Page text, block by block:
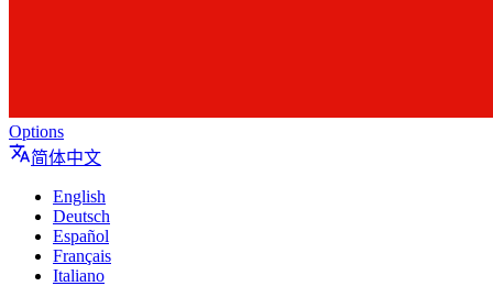
Options
简体中文
English
Deutsch
Español
Français
Italiano